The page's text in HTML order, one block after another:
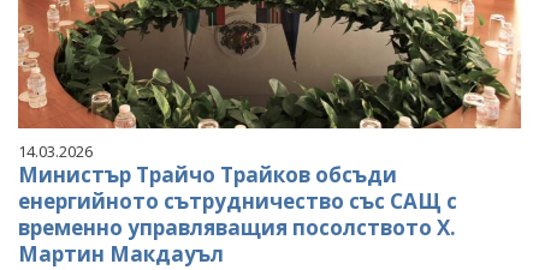
14.03.2026
Министър Трайчо Трайков обсъди
енергийното сътрудничество със САЩ с
временно управляващия посолството Х.
Мартин Макдауъл